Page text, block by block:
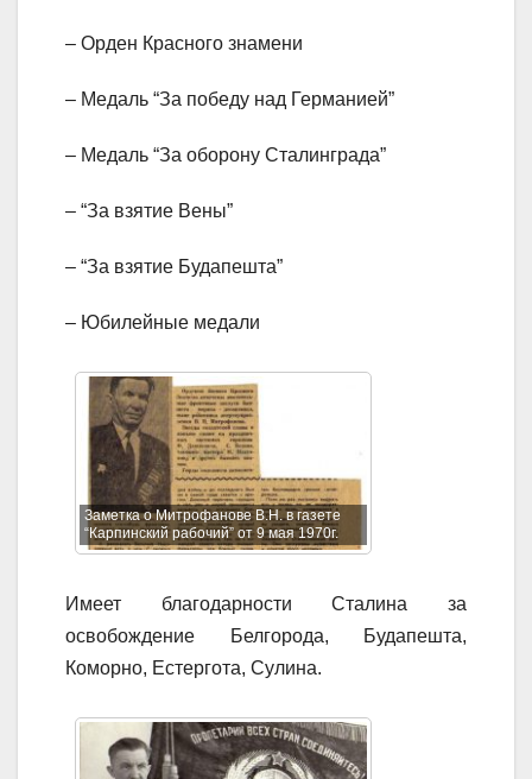
– Орден Красного знамени
– Медаль “За победу над Германией”
– Медаль “За оборону Сталинграда”
– “За взятие Вены”
– “За взятие Будапешта”
– Юбилейные медали
Заметка о Митрофанове В.Н. в газете
“Карпинский рабочий” от 9 мая 1970г.
Имеет благодарности Сталина за
освобождение Белгорода, Будапешта,
Коморно, Естергота, Сулина.